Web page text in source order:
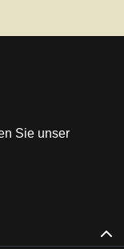
Sie unser
Tab (externer